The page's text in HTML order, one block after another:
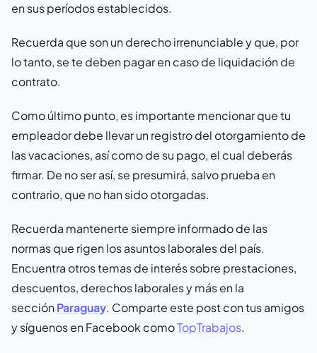
en sus períodos establecidos.
Recuerda que son un derecho irrenunciable y que, por
lo tanto, se te deben pagar en caso de liquidación de
contrato.
Como último punto, es importante mencionar que tu
empleador debe llevar un registro del otorgamiento de
las vacaciones, así como de su pago, el cual deberás
firmar. De no ser así, se presumirá, salvo prueba en
contrario, que no han sido otorgadas.
Recuerda mantenerte siempre informado de las
normas que rigen los asuntos laborales del país.
Encuentra otros temas de interés sobre prestaciones,
descuentos, derechos laborales y más en la
secciónParaguay. Comparte este post con tus amigos
y síguenos en Facebook comoTopTrabajos.